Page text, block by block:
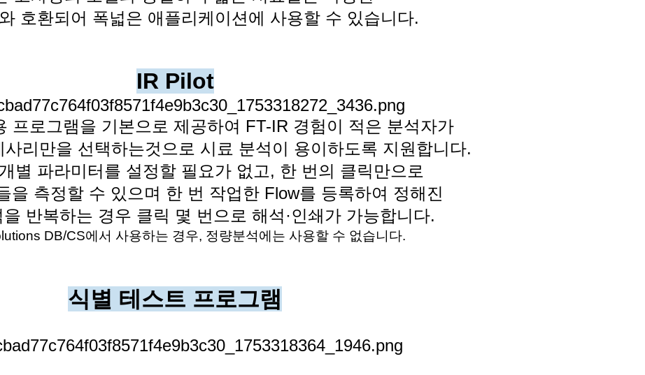
호환되어 폭넓은 애플리케이션에 사용할 수 있습니다.
IR Pilot
프로그램을 기본으로 제공하여 FT-IR 경험이 적은 분석자가
리만을 선택하는것으로 시료 분석이 용이하도록 지원합니다.
별 파라미터를 설정할 필요가 없고, 한 번의 클릭만으로
을 측정할 수 있으며 한 번 작업한 Flow를 등록하여 정해진
을 반복하는 경우 클릭 몇 번으로 해석·인쇄가 가능합니다.
DB/CS에서 사용하는 경우, 정량분석에는 사용할 수 없습니다.
식별 테스트 프로그램